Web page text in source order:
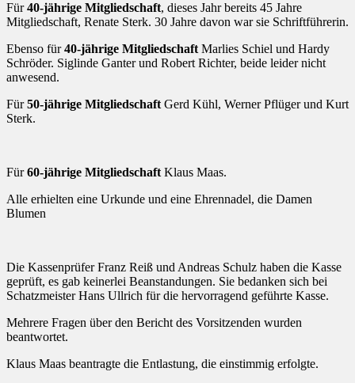
Für40-jährige Mitgliedschaft, dieses Jahr bereits 45 Jahre
Mitgliedschaft, Renate Sterk. 30 Jahre davon war sie Schriftführerin.
Ebenso für40-jährige Mitgliedschaft Marlies Schiel und Hardy
Schröder. Siglinde Ganter und Robert Richter, beide leider nicht
anwesend.
Für50-jährige Mitgliedschaft Gerd Kühl, Werner Pflüger und Kurt
Sterk.
Für60-jährige Mitgliedschaft Klaus Maas.
Alle erhielten eine Urkunde und eine Ehrennadel, die Damen
Blumen
Die Kassenprüfer Franz Reiß und Andreas Schulz haben die Kasse
geprüft, es gab keinerlei Beanstandungen. Sie bedanken sich bei
Schatzmeister Hans Ullrich für die hervorragend geführte Kasse.
Mehrere Fragen über den Bericht des Vorsitzenden wurden
beantwortet.
Klaus Maas beantragte die Entlastung, die einstimmig erfolgte.